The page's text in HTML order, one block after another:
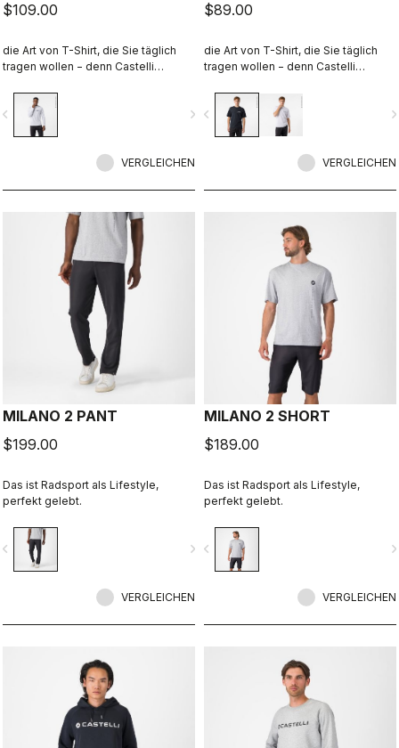
$109.00
die Art von T-Shirt, die Sie täglich
tragen wollen − denn Castelli
Radsport hinaus.
navigate_next
VERGLEICHEN
$89.00
die Art von T-Shirt, die Sie täglich
tragen wollen − denn Castelli
Radsport hinaus.
navigate_before
VERGLEICHEN
MILANO 2 PANT
$199.00
Das ist Radsport als Lifestyle,
perfekt gelebt.
navigate_next
VERGLEICHEN
MILANO 2 SHORT
$189.00
Das ist Radsport als Lifestyle,
perfekt gelebt.
navigate_before
VERGLEICHEN